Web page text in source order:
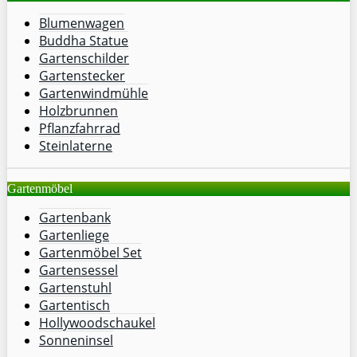
Blumenwagen
Buddha Statue
Gartenschilder
Gartenstecker
Gartenwindmühle
Holzbrunnen
Pflanzfahrrad
Steinlaterne
Gartenmöbel
Gartenbank
Gartenliege
Gartenmöbel Set
Gartensessel
Gartenstuhl
Gartentisch
Hollywoodschaukel
Sonneninsel